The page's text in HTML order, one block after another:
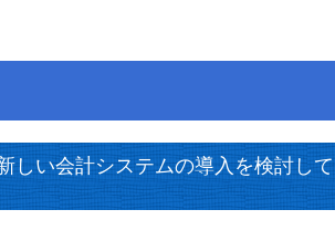
い会計システムの導入を検討し